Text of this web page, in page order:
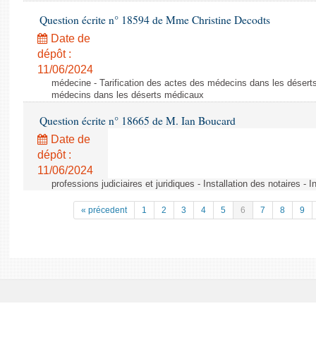
Question écrite n° 18594 de Mme Christine Decodts
Date de
dépôt :
11/06/2024
médecine - Tarification des actes des médecins dans les
médecins dans les déserts médicaux
Question écrite n° 18665 de M. Ian Boucard
Date de
dépôt :
11/06/2024
professions judiciaires et juridiques - Installation des notaires -
« précedent 1 2 3 4 5 6 7 8 9